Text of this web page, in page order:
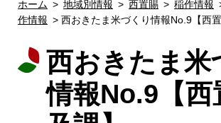
ホーム > 地域別情報 > 西置賜 > 稲作情報
作情報 > 西おきたま米づくり情報No.9【西置
西おきたま米
情報No.9【西